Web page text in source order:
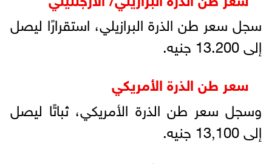
سجل سعر طن الذرة البرازيلي، استقرارًا ليصل
إلى 13.200 جنيه.
سعر طن الذرة الأمريكي
وسجل سعر طن الذرة الأمريكي، ثباتًا ليصل
إلى 13,100 جنيه.